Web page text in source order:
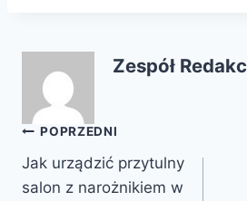
Zespół
Nawigacja
wpisu
POPRZEDNI
Jak urządzić przytulny
salon z narożnikiem w